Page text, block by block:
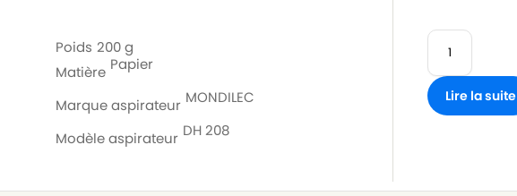
Poids 200 g
Matière Papier
Marque aspirateur MONDILEC
Modèle aspirateur DH 208
Lire la suite